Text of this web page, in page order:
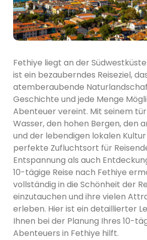
Fethiye liegt an der
ist ein bezauberndes Reiseziel,
atemberaubende
Geschichte und jede Menge
Abenteuer vereint. Mit seinem
Wasser, den hohen Bergen, den
und der lebendigen lokalen
perfekte Zufluchtsort für
Entspannung als auch
10-tägige Reise nach Fethiye
vollständig in die Schönheit der
einzutauchen und ihre vielen
erleben. Hier ist ein detaillierter
Ihnen bei der Planung Ihres 10-
Abenteuers in Fethiye hilft.